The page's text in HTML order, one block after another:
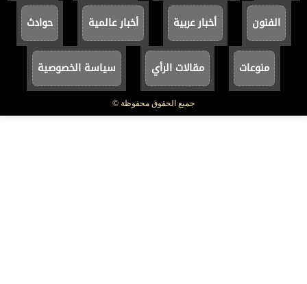
الفنون أخبار عربية أخبار عالمية حوادث
منوعات مقالات الرأي سياسة الخصوصية
جميع الحقوق محفوظة ©